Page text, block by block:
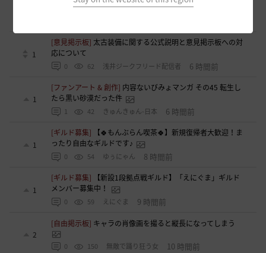
籍、チャットが苦手な方も歓迎致します
1
[意見掲示板] 太古装備に関する公式説明と意見掲示板への対
応について
0 62 浅井ジークフリード配信者 6 時間前
1
[ファンアート & 創作] 内容ないびみょマンガ その45 転生し
たら黒い砂漠だった件
1 42 きゅんきゅん-日本 6 時間前
1
[ギルド募集]
【🍀もんぶらん喫茶🍀】新規復帰者大歓迎！ま
ったり自由なギルドです♪
0 54 ゆぅにゃん 8 時間前
1
[ギルド募集]
【新設1段拠点戦ギルド】「えにぐま」ギルド
メンバー募集中！
0 59 えにぐま 9 時間前
2
[自由掲示板] キャラの肖像画を撮ると縦長になってしまう
0 150 無敵で踊り狂う女 10 時間前